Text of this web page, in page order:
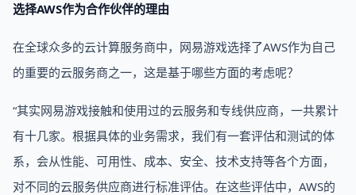
选择AWS作为合作伙伴的理由
在全球众多的云计算服务商中，网易游戏选择了AWS作为自己
的重要的云服务商之一，这是基于哪些方面的考虑呢？
“其实网易游戏接触和使用过的云服务和专线供应商，一共累计
有十几家。根据具体的业务需求，我们有一套评估和测试的体
系，会从性能、可用性、成本、安全、技术支持等各个方面，
对不同的云服务供应商进行标准评估。在这些评估中，AWS的